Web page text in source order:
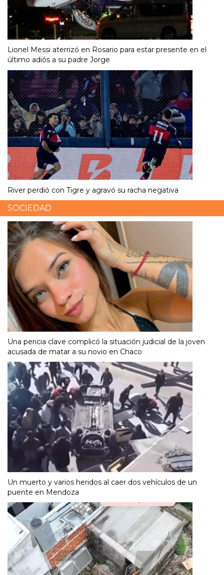
Lionel Messi aterrizó en Rosario para estar presente en el
último adiós a su padre Jorge
River perdió con Tigre y agravó su racha negativa
SOCIEDAD
Una pericia clave complicó la situación judicial de la joven
acusada de matar a su novio en Chaco
Un muerto y varios heridos al caer dos vehículos de un
puente en Mendoza